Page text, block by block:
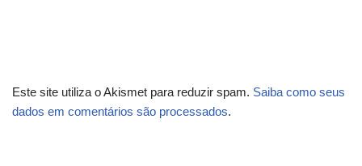
Este site utiliza o Akismet para reduzir spam. Saiba como seus
dados em comentários são processados.